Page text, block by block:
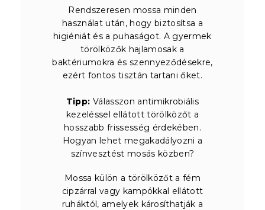
Rendszeresen mossa minden
használat után, hogy biztosítsa a
higiéniát és a puhaságot. A gyermek
törölközők hajlamosak a
baktériumokra és szennyeződésekre,
ezért fontos tisztán tartani őket.
Tipp: Válasszon antimikrobiális
kezeléssel ellátott törölközőt a
hosszabb frissesség érdekében.
Hogyan lehet megakadályozni a
színvesztést mosás közben?
Mossa külön a törölközőt a fém
cipzárral vagy kampókkal ellátott
ruháktól, amelyek károsíthatják a